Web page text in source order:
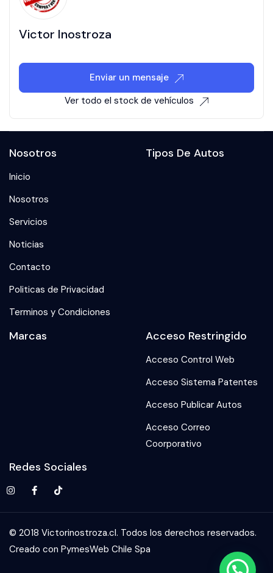
Victor Inostroza
Enviar un mensaje
Ver todo el stock de vehículos
Nosotros
Inicio
Nosotros
Servicios
Noticias
Contacto
Politicas de Privacidad
Terminos y Condiciones
Tipos De Autos
Marcas Acceso Restringido
Acceso Control Web
Acceso Sistema Patentes
Acceso Publicar Autos
Acceso Correo
Coorporativo
Redes Sociales
© 2018 Victorinostroza.cl. Todos los derechos reservados.
Creado con PymesWeb Chile Spa